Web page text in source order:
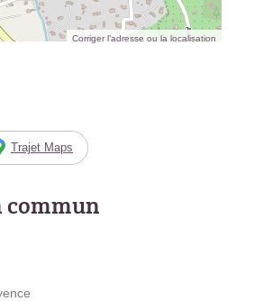
Corriger l’adresse ou la localisation
Trajet Maps